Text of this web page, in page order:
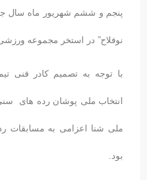
و ششم شهریور ماه سال جاری
در استخر مجموعه ورزشی
توجه به تصمیم کادر فنی تیم ملی